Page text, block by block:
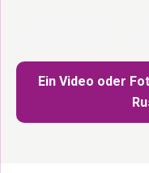
Ein Video oder